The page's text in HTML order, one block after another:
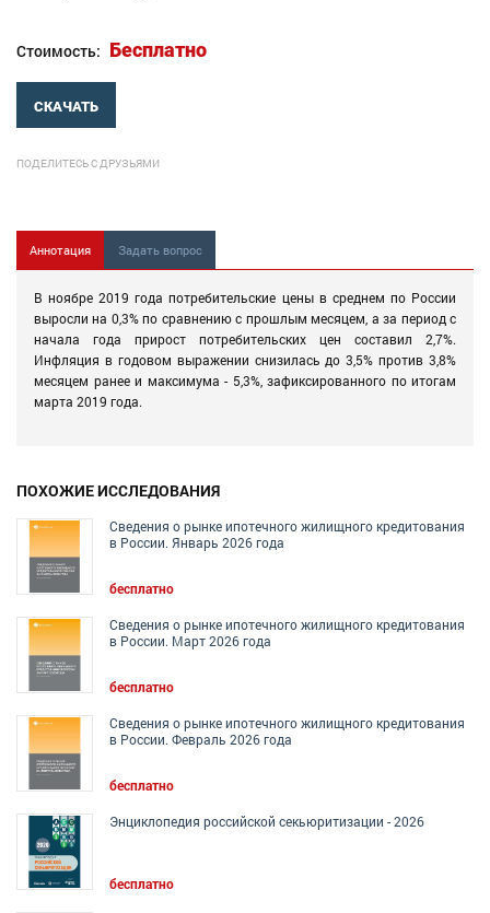
Стоимость: Бесплатно
СКАЧАТЬ
ПОДЕЛИТЕСЬ С ДРУЗЬЯМИ
Аннотация Задать вопрос
В ноябре 2019 года потребительские цены в среднем по России
выросли на 0,3% по сравнению с прошлым месяцем, а за период с
начала года прирост потребительских цен составил 2,7%.
Инфляция в годовом выражении снизилась до 3,5% против 3,8%
месяцем ранее и максимума - 5,3%, зафиксированного по итогам
марта 2019 года.
ПОХОЖИЕ ИССЛЕДОВАНИЯ
Сведения о рынке ипотечного жилищного кредитования
в России. Январь 2026 года
бесплатно
Сведения о рынке ипотечного жилищного кредитования
в России. Март 2026 года
бесплатно
Сведения о рынке ипотечного жилищного кредитования
в России. Февраль 2026 года
бесплатно
Энциклопедия российской секьюритизации - 2026
бесплатно